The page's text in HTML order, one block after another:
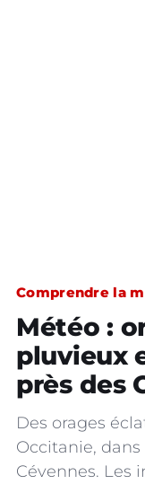
Comprendre la
Météo :
pluvieux
près des
Des orages
Occitanie,
Cévennes. Les